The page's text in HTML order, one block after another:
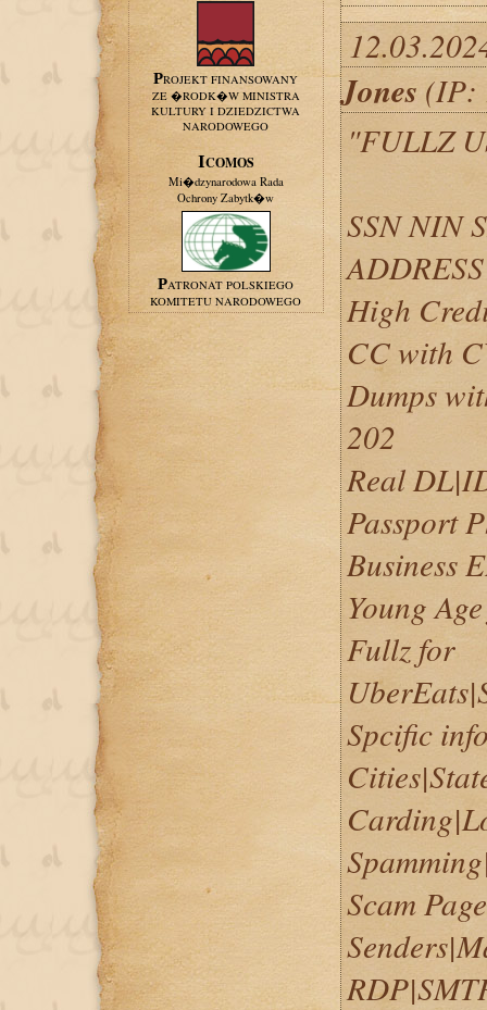
PROJEKT FINANSOWANY
ZE �RODK�W MINISTRA
KULTURY I DZIEDZICTWA
NARODOWEGO
ICOMOS
Mi�dzynarodowa Rada
Ochrony Zabytk�w
PATRONAT POLSKIEGO
KOMITETU NARODOWEGO
Jones (IP:
"FULLZ
SSN NIN
ADDRESS
High
CC with
Dumps
202
Real
Passport
Business
Young
Fullz for
Spcific
Scam